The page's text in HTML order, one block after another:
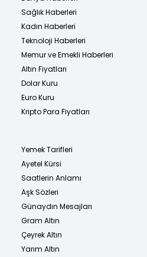
Sağlık Haberleri
Kadın Haberleri
Teknoloji Haberleri
Memur ve Emekli Haberleri
Altın Fiyatları
Dolar Kuru
Euro Kuru
Kripto Para Fiyatları
Yemek Tarifleri
Ayetel Kürsi
Saatlerin Anlamı
Aşk Sözleri
Günaydın Mesajları
Gram Altın
Çeyrek Altın
Yarım Altın